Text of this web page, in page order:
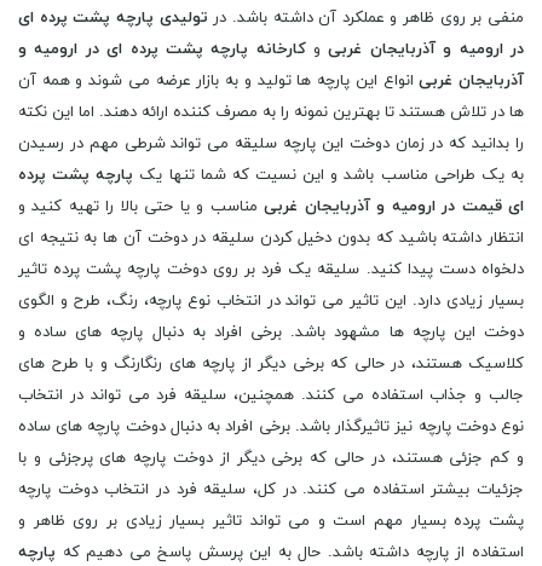
منفی بر روی ظاهر و عملکرد آن داشته باشد. در تولیدی پارچه پشت پرده ای
در ارومیه و آذربایجان غربیو کارخانه پارچه پشت پرده ای در ارومیه و
آذربایجان غربی انواع این پارچه ها تولید و به بازار عرضه می شوند و همه آن
ها در تلاش هستند تا بهترین نمونه را به مصرف کننده ارائه دهند. اما این نکته
را بدانید که در زمان دوخت این پارچه سلیقه می تواند شرطی مهم در رسیدن
به یک طراحی مناسب باشد و این نسیت که شما تنها یک پارچه پشت پرده
ای قیمت در ارومیه و آذربایجان غربی مناسب و یا حتی بالا را تهیه کنید و
انتظار داشته باشید که بدون دخیل کردن سلیقه در دوخت آن ها به نتیجه ای
دلخواه دست پیدا کنید. سلیقه یک فرد بر روی دوخت پارچه پشت پرده تاثیر
بسیار زیادی دارد. این تاثیر می تواند در انتخاب نوع پارچه، رنگ، طرح و الگوی
دوخت این پارچه ها مشهود باشد. برخی افراد به دنبال پارچه های ساده و
کلاسیک هستند، در حالی که برخی دیگر از پارچه های رنگارنگ و با طرح های
جالب و جذاب استفاده می کنند. همچنین، سلیقه فرد می تواند در انتخاب
نوع دوخت پارچه نیز تاثیرگذار باشد. برخی افراد به دنبال دوخت پارچه های ساده
و کم جزئی هستند، در حالی که برخی دیگر از دوخت پارچه های پرجزئی و با
جزئیات بیشتر استفاده می کنند. در کل، سلیقه فرد در انتخاب دوخت پارچه
پشت پرده بسیار مهم است و می تواند تاثیر بسیار زیادی بر روی ظاهر و
استفاده از پارچه داشته باشد. حال به این پرسش پاسخ می دهیم که پارچه